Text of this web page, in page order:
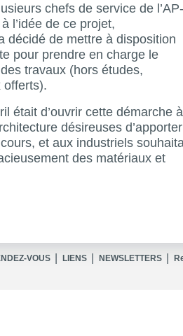
chefs de service de l’AP-
l’idée de ce projet,
décidé de mettre à disposition
pour prendre en charge le
travaux (hors études,
offerts).
était d’ouvrir cette démarche à
désireuses d’apporter
et aux industriels
des matériaux et
VOUS LIENS NEWSLETTERS